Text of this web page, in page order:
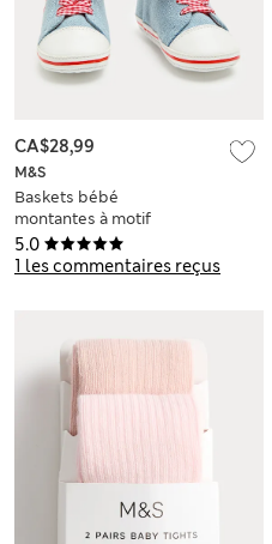
5.0
1 les commentaires reçus
M&S
Baskets bébé
montantes à motif
fraise (jusqu’au 18
mois)
CA$28,99